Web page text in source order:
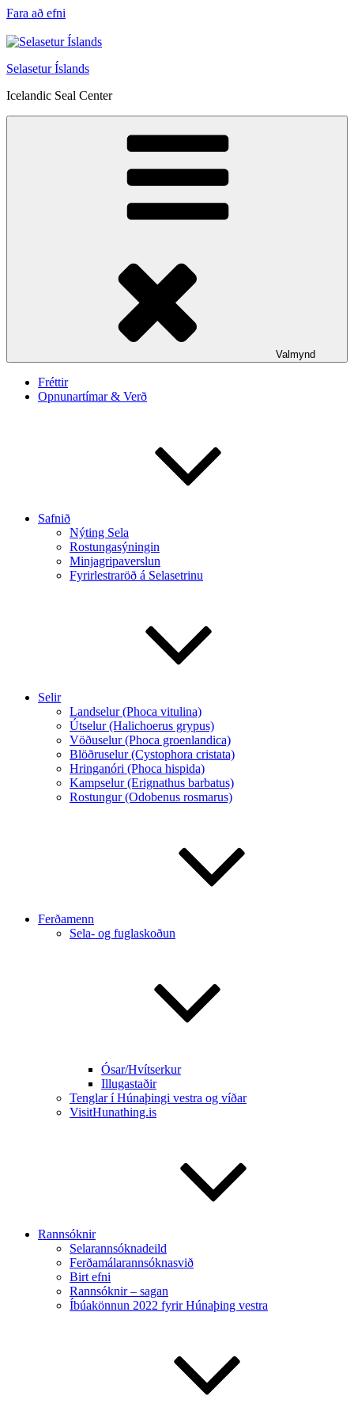
Fara að efni
Selasetur Íslands
Icelandic Seal Center
Valmynd
Fréttir
Opnunartímar & Verð
Safnið
Nýting Sela
Rostungasýningin
Minjagripaverslun
Fyrirlestraröð á Selasetrinu
Selir
Landselur (Phoca vitulina)
Útselur (Halichoerus grypus)
Vöðuselur (Phoca groenlandica)
Blöðruselur (Cystophora cristata)
Hringanóri (Phoca hispida)
Kampselur (Erignathus barbatus)
Rostungur (Odobenus rosmarus)
Ferðamenn
Sela- og fuglaskoðun
Ósar/Hvítserkur
Illugastaðir
Tenglar í Húnaþingi vestra og víðar
VisitHunathing.is
Rannsóknir
Selarannsóknadeild
Ferðamálarannsóknasvið
Birt efni
Rannsóknir – sagan
Íbúakönnun 2022 fyrir Húnaþing vestra